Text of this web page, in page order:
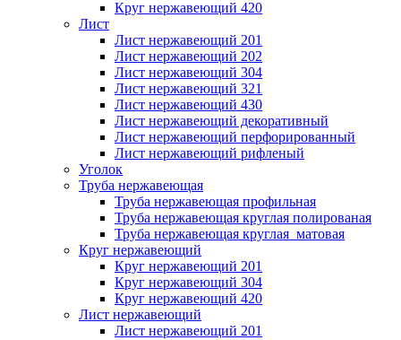
Круг нержавеющий 420
Лист
Лист нержавеющий 201
Лист нержавеющий 202
Лист нержавеющий 304
Лист нержавеющий 321
Лист нержавеющий 430
Лист нержавеющий декоративный
Лист нержавеющий перфорированный
Лист нержавеющий рифленый
Уголок
Труба нержавеющая
Труба нержавеющая профильная
Труба нержавеющая круглая полированая
Труба нержавеющая круглая матовая
Круг нержавеющий
Круг нержавеющий 201
Круг нержавеющий 304
Круг нержавеющий 420
Лист нержавеющий
Лист нержавеющий 201